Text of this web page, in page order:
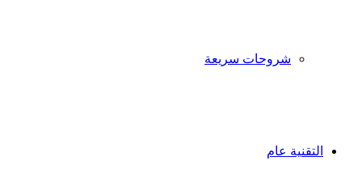
شروحات سريعة
التقنية عام